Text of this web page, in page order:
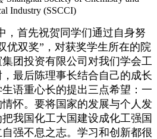
，首先祝贺同学们通过自身努
优双奖”，对获奖学生所在的院
团投资有限公司对我们学会工
最后陈理事长结合自己的成长
语重心长的提出三点希望：一
怀。要将国家的发展与个人发
我国化工大国建设成化工强国
强不息之志。学习和创新都很